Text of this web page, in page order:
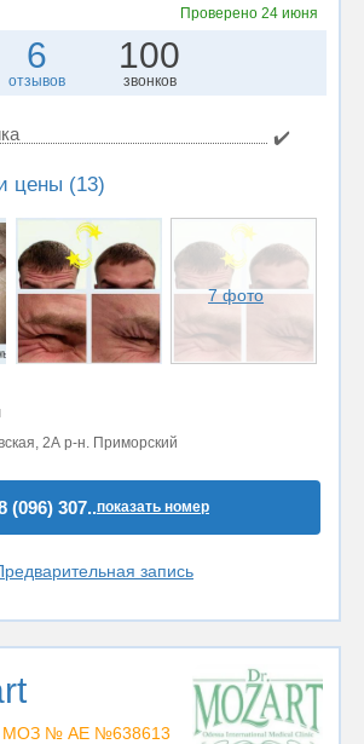
Проверено 24 июня
6
отзывов
100
звонков
✔️
цены (13)
7 фото
2А р-н. Приморский
(096) 307..показать номер
запись
МОЗ № АЕ №638613